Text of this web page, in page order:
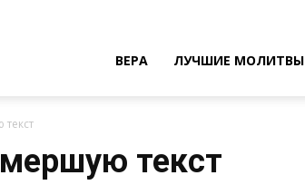
ВЕРА ЛУЧШИЕ МОЛИТВЫ
текст